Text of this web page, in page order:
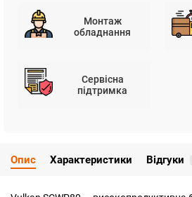
Монтаж
обладнання
Сервісна
підтримка
Опис Характеристики Відгуки